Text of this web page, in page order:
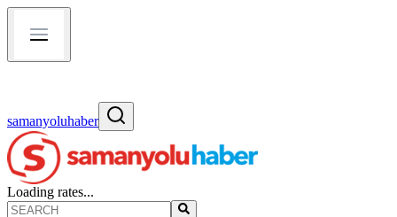
samanyoluhaber
Loading rates...